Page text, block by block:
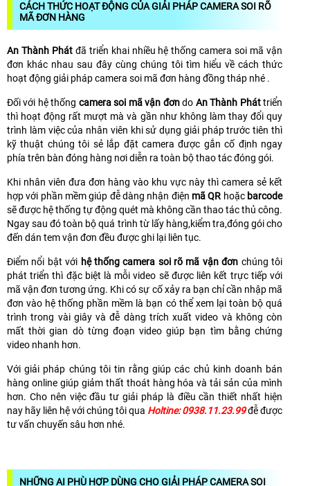
CÁCH THỨC HOẠT ĐỘNG CỦA GIẢI PHÁP CAMERA SOI RÕ
MÃ ĐƠN HÀNG
An Thành Phát đã triển khai nhiều hệ thống camera soi mã vận
đơn khác nhau sau đây cùng chúng tôi tìm hiểu về cách thức
hoạt động giải pháp camera soi mã đơn hàng đồng tháp nhé .
Đối với hệ thống camera soi mã vận đơndo An Thành Pháttriển
thì hoạt động rất mượt mà và gần như không làm thay đổi quy
trình làm việc của nhân viên khi sử dụng giải pháp trước tiên thì
kỹ thuật chúng tôi sẻ lắp đặt camera được gắn cố định ngay
phía trên bàn đóng hàng nơi diễn ra toàn bộ thao tác đóng gói.
Khi nhân viên đưa đơn hàng vào khu vực này thì camera sẻ kết
hợp với phần mềm giúp đễ dàng nhận điện mã QR hoặc barcode
sẽ được hệ thống tự động quét mà không cần thao tác thủ công.
Ngay sau đó toàn bộ quá trình từ lấy hàng,kiểm tra,đóng gói cho
đến dán tem vận đơn đều được ghi lại liên tục.
Điểm nổi bật với hệ thống camera soi rõ mã vận đơn chúng tôi
phát triển thì đặc biệt là mỗi video sẽ được liên kết trực tiếp với
mã vận đơn tương ứng. Khi có sự cố xảy ra bạn chỉ cần nhập mã
đơn vào hệ thống phần mềm là bạn có thể xem lại toàn bộ quá
trình trong vài giây và đễ dàng trích xuất video và không còn
mất thời gian dò từng đoạn video giúp bạn tìm bằng chứng
video nhanh hơn.
Với giải pháp chúng tôi tin rằng giúp các chủ kinh doanh bán
hàng online giúp giảm thất thoát hàng hóa và tải sản của mình
hơn. Cho nên việc đầu tư giải pháp là điều cần thiết nhất hiện
nay hãy liên hệ với chúng tôi qua Holtine: 0938.11.23.99đễ được
tư vấn chuyến sâu hơn nhé.
NHỮNG AI PHÙ HỢP DÙNG CHO GIẢI PHÁP CAMERA SOI